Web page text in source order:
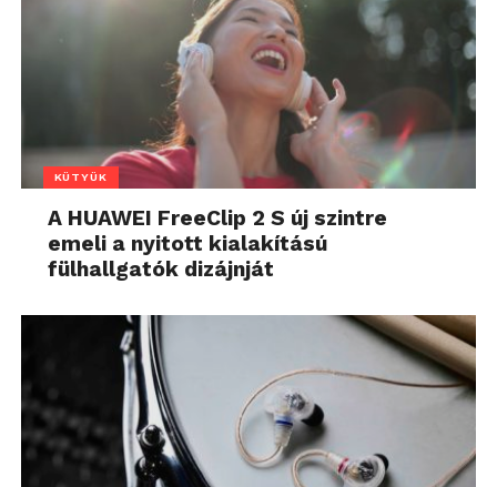
KÜTYÜK
A HUAWEI FreeClip 2 S új szintre
emeli a nyitott kialakítású
fülhallgatók dizájnját